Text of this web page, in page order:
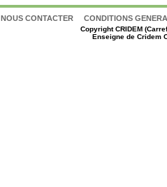
NOUS CONTACTER CONDITIONS
CopyrightCRIDEM
Enseigne de Cridem